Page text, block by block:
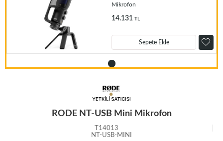
Mikrofon
14.131 TL
Sepete Ekle
RODE NT-USB Mini Mikrofon
T14013
NT-USB-MINI